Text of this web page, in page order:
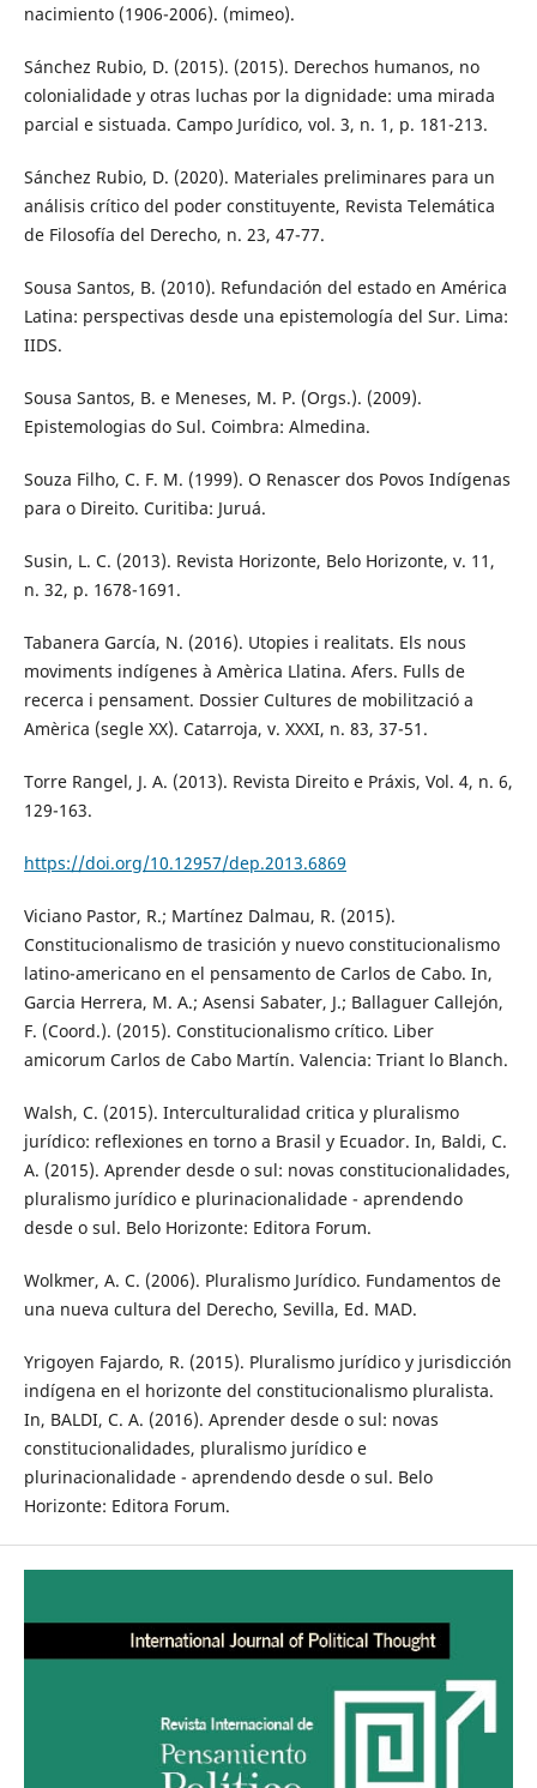
nacimiento (1906-2006). (mimeo).
Sánchez Rubio, D. (2015). (2015). Derechos humanos, no
colonialidade y otras luchas por la dignidade: uma mirada
parcial e sistuada. Campo Jurídico, vol. 3, n. 1, p. 181-213.
Sánchez Rubio, D. (2020). Materiales preliminares para un
análisis crítico del poder constituyente, Revista Telemática
de Filosofía del Derecho, n. 23, 47-77.
Sousa Santos, B. (2010). Refundación del estado en América
Latina: perspectivas desde una epistemología del Sur. Lima:
IIDS.
Sousa Santos, B. e Meneses, M. P. (Orgs.). (2009).
Epistemologias do Sul. Coimbra: Almedina.
Souza Filho, C. F. M. (1999). O Renascer dos Povos Indígenas
para o Direito. Curitiba: Juruá.
Susin, L. C. (2013). Revista Horizonte, Belo Horizonte, v. 11,
n. 32, p. 1678-1691.
Tabanera García, N. (2016). Utopies i realitats. Els nous
moviments indígenes à Amèrica Llatina. Afers. Fulls de
recerca i pensament. Dossier Cultures de mobilització a
Amèrica (segle XX). Catarroja, v. XXXI, n. 83, 37-51.
Torre Rangel, J. A. (2013). Revista Direito e Práxis, Vol. 4, n. 6,
129-163.
https://doi.org/10.12957/dep.2013.6869
Viciano Pastor, R.; Martínez Dalmau, R. (2015).
Constitucionalismo de trasición y nuevo constitucionalismo
latino-americano en el pensamento de Carlos de Cabo. In,
Garcia Herrera, M. A.; Asensi Sabater, J.; Ballaguer Callejón,
F. (Coord.). (2015). Constitucionalismo crítico. Liber
amicorum Carlos de Cabo Martín. Valencia: Triant lo Blanch.
Walsh, C. (2015). Interculturalidad critica y pluralismo
jurídico: reflexiones en torno a Brasil y Ecuador. In, Baldi, C.
A. (2015). Aprender desde o sul: novas constitucionalidades,
pluralismo jurídico e plurinacionalidade - aprendendo
desde o sul. Belo Horizonte: Editora Forum.
Wolkmer, A. C. (2006). Pluralismo Jurídico. Fundamentos de
una nueva cultura del Derecho, Sevilla, Ed. MAD.
Yrigoyen Fajardo, R. (2015). Pluralismo jurídico y jurisdicción
indígena en el horizonte del constitucionalismo pluralista.
In, BALDI, C. A. (2016). Aprender desde o sul: novas
constitucionalidades, pluralismo jurídico e
plurinacionalidade - aprendendo desde o sul. Belo
Horizonte: Editora Forum.